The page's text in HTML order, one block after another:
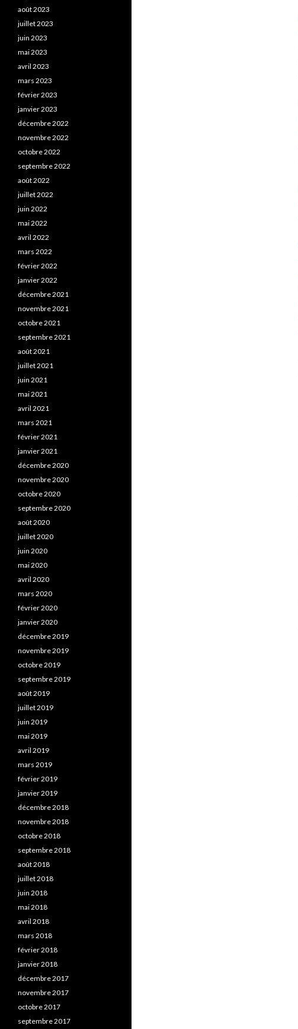
août 2023
juillet 2023
juin 2023
mai 2023
avril 2023
mars 2023
février 2023
janvier 2023
décembre 2022
novembre 2022
octobre 2022
septembre 2022
août 2022
juillet 2022
juin 2022
mai 2022
avril 2022
mars 2022
février 2022
janvier 2022
décembre 2021
novembre 2021
octobre 2021
septembre 2021
août 2021
juillet 2021
juin 2021
mai 2021
avril 2021
mars 2021
février 2021
janvier 2021
décembre 2020
novembre 2020
octobre 2020
septembre 2020
août 2020
juillet 2020
juin 2020
mai 2020
avril 2020
mars 2020
février 2020
janvier 2020
décembre 2019
novembre 2019
octobre 2019
septembre 2019
août 2019
juillet 2019
juin 2019
mai 2019
avril 2019
mars 2019
février 2019
janvier 2019
décembre 2018
novembre 2018
octobre 2018
septembre 2018
août 2018
juillet 2018
juin 2018
mai 2018
avril 2018
mars 2018
février 2018
janvier 2018
décembre 2017
novembre 2017
octobre 2017
septembre 2017